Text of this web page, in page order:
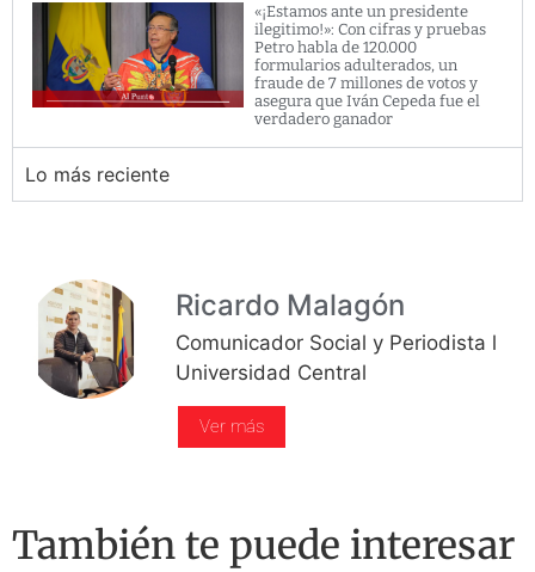
«¡Estamos ante un presidente
ilegitimo!»: Con cifras y pruebas
Petro habla de 120.000
formularios adulterados, un
fraude de 7 millones de votos y
asegura que Iván Cepeda fue el
verdadero ganador
Lo más reciente
Ricardo Malagón
Comunicador Social y Periodista l
Universidad Central
Ver más
También te puede interesar